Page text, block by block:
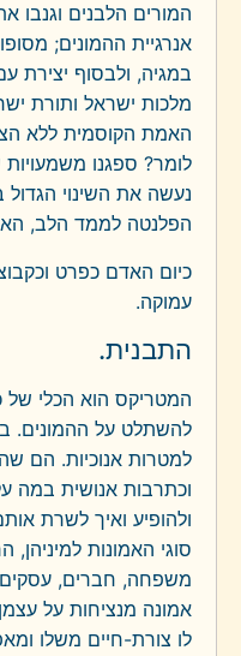
המורים הלבנים וגנבו
אנרגיית ההמונים;
במגיה, ולבסוף יצירת
מלכות ישראל ותורת
האמת הקוסמית ללא
לומר? ספגנו
נעשה את השינוי הגדול
הפלנטה לממד הלב,
כיום האדם כפרט
עמוקה.
התבנית.
המטריקס הוא הכלי של
להשתלט על ההמונים.
למטרות אנוכיות. הם
וכתרבות אנושית במה
ולהופיע ואיך לשרת
סוגי האמונות
משפחה, חברים, עסקים,
אמונה מנציחות על
לו צורת-חיים משלו